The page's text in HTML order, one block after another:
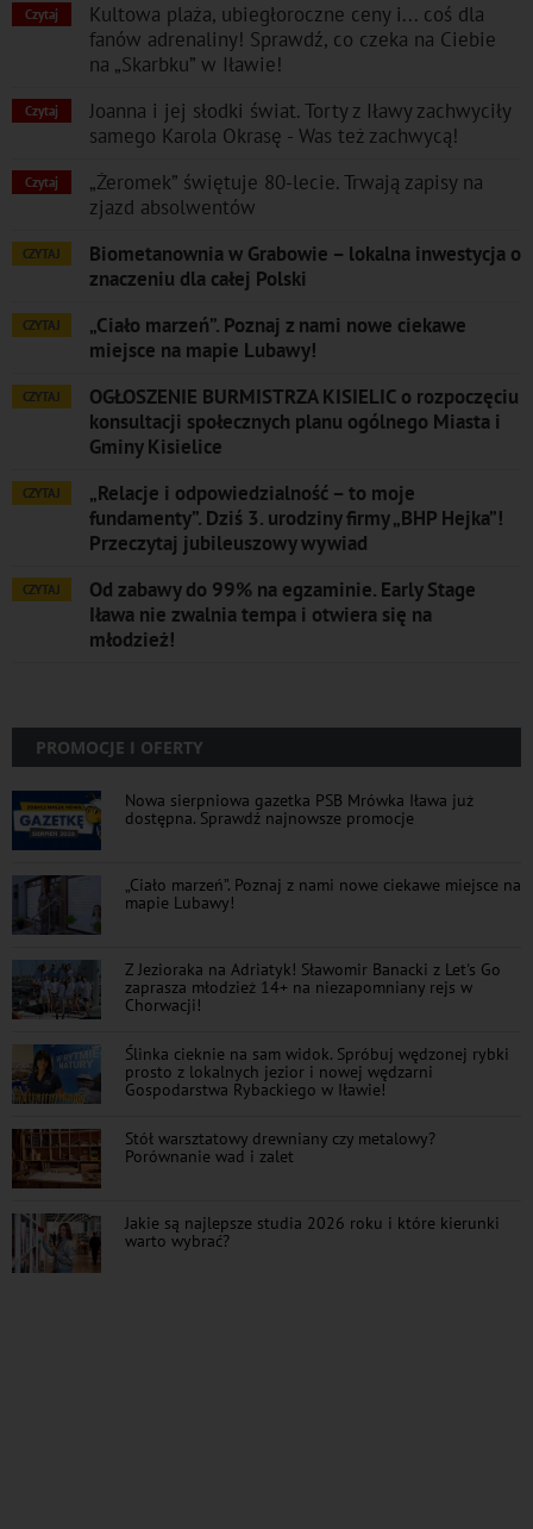
Czytaj
Kultowa plaża, ubiegłoroczne ceny i... coś dla
fanów adrenaliny! Sprawdź, co czeka na Ciebie
na „Skarbku” w Iławie!
Czytaj
Joanna i jej słodki świat. Torty z Iławy zachwyciły
samego Karola Okrasę - Was też zachwycą!
Czytaj
„Żeromek” świętuje 80-lecie. Trwają zapisy na
zjazd absolwentów
CZYTAJ
Biometanownia w Grabowie – lokalna inwestycja o
znaczeniu dla całej Polski
CZYTAJ
„Ciało marzeń”. Poznaj z nami nowe ciekawe
miejsce na mapie Lubawy!
CZYTAJ
OGŁOSZENIE BURMISTRZA KISIELIC o rozpoczęciu
konsultacji społecznych planu ogólnego Miasta i
Gminy Kisielice
CZYTAJ
„Relacje i odpowiedzialność – to moje
fundamenty”. Dziś 3. urodziny firmy „BHP Hejka”!
Przeczytaj jubileuszowy wywiad
CZYTAJ
Od zabawy do 99% na egzaminie. Early Stage
Iława nie zwalnia tempa i otwiera się na
młodzież!
PROMOCJE I OFERTY
Nowa sierpniowa gazetka PSB Mrówka Iława już
dostępna. Sprawdź najnowsze promocje
„Ciało marzeń”. Poznaj z nami nowe ciekawe miejsce na
mapie Lubawy!
Z Jezioraka na Adriatyk! Sławomir Banacki z Let's Go
zaprasza młodzież 14+ na niezapomniany rejs w
Chorwacji!
Ślinka cieknie na sam widok. Spróbuj wędzonej rybki
prosto z lokalnych jezior i nowej wędzarni
Gospodarstwa Rybackiego w Iławie!
Stół warsztatowy drewniany czy metalowy?
Porównanie wad i zalet
Jakie są najlepsze studia 2026 roku i które kierunki
warto wybrać?